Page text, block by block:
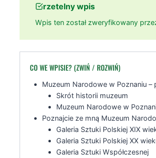
rzetelny wpis
Wpis ten został zweryfikowany
CO WE WPISIE? (ZWIŃ / ROZWIŃ)
Muzeum Narodowe w Poznaniu
Skrót historii muzeum
Muzeum Narodowe w
Poznajcie ze mną Muzeum
Galeria Sztuki Polskiej XIX
Galeria Sztuki Polskiej XX
Galeria Sztuki Współczesnej